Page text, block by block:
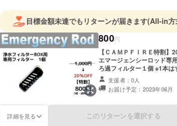
目標金額未達でもリターンが届きます(All-in方
800円
【ＣＡＭＰＦＩＲＥ特割】
エマージェンシーロッド専
ろ過フィルター１個 ※1本は
ロッドに装着済みですので、
交換用です。
支援者：0人
お届け予定：2023年06月
詳細を見る このリターンを選択する